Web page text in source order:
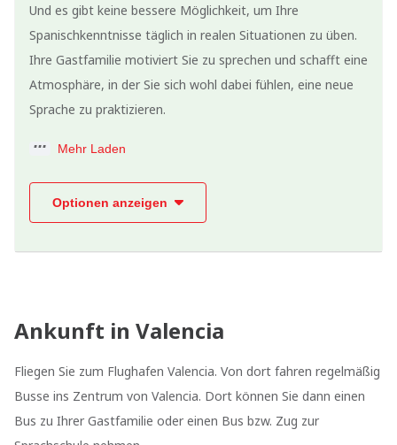
Und es gibt keine bessere Möglichkeit, um Ihre
Spanischkenntnisse täglich in realen Situationen zu üben.
Ihre Gastfamilie motiviert Sie zu sprechen und schafft eine
Atmosphäre, in der Sie sich wohl dabei fühlen, eine neue
Sprache zu praktizieren.
Mehr Laden
Optionen anzeigen
Ankunft in Valencia
Fliegen Sie zum Flughafen Valencia. Von dort fahren regelmäßig
Busse ins Zentrum von Valencia. Dort können Sie dann einen
Bus zu Ihrer Gastfamilie oder einen Bus bzw. Zug zur